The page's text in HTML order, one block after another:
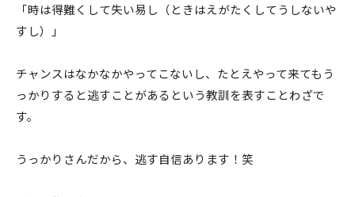
「時は得難くして失い易し（ときはえがたくしてうしないや
すし）」
チャンスはなかなかやってこないし、たとえやって来てもう
っかりすると逃すことがあるという教訓を表すことわざで
す。
うっかりさんだから、逃す自信あります！笑